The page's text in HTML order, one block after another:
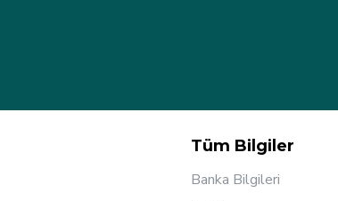
Tüm Bilgiler
Banka Bilgileri